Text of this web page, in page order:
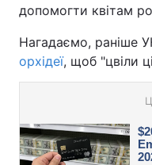
допомогти квітам
Нагадаємо, раніше
орхідеї, щоб "цвіли